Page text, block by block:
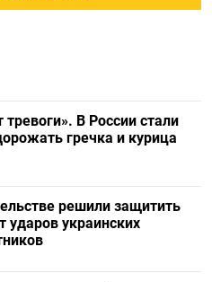
тревоги». В России стали
гречка и курица
решили защитить
ударов украинских